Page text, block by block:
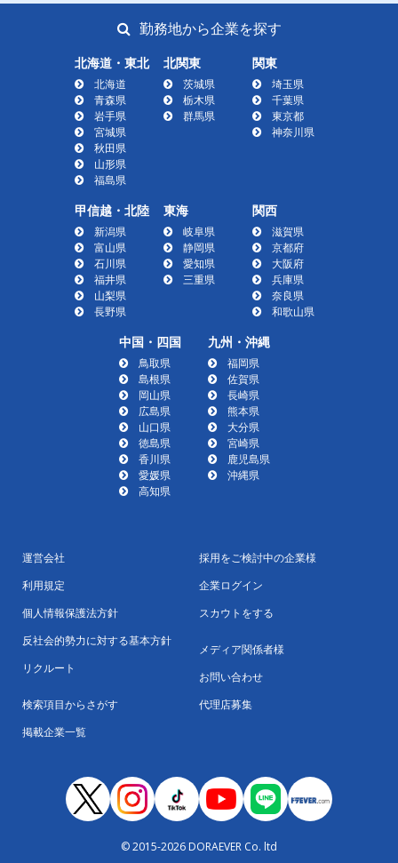
勤務地から企業を探す
北海道・東北
北海道
青森県
岩手県
宮城県
秋田県
山形県
福島県
北関東
茨城県
栃木県
群馬県
関東
埼玉県
千葉県
東京都
神奈川県
甲信越・北陸
新潟県
富山県
石川県
福井県
山梨県
長野県
東海
岐阜県
静岡県
愛知県
三重県
関西
滋賀県
京都府
大阪府
兵庫県
奈良県
和歌山県
中国・四国
鳥取県
島根県
岡山県
広島県
山口県
徳島県
香川県
愛媛県
高知県
九州・沖縄
福岡県
佐賀県
長崎県
熊本県
大分県
宮崎県
鹿児島県
沖縄県
運営会社
利用規定
個人情報保護法方針
反社会的勢力に対する基本方針
リクルート
検索項目からさがす
掲載企業一覧
採用をご検討中の企業様
企業ログイン
スカウトをする
メディア関係者様
お問い合わせ
代理店募集
© 2015-2026 DORAEVER Co. ltd